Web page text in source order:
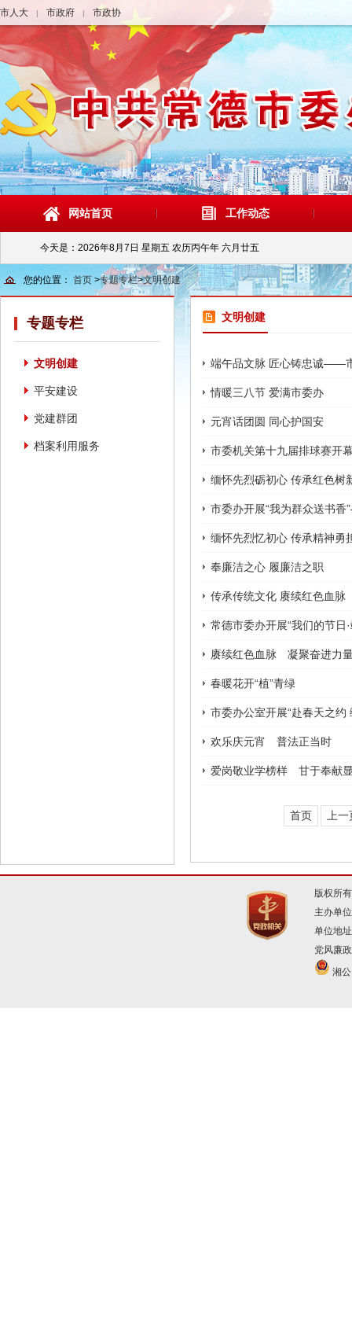
市人大 | 市政府 | 市政协
网站首页 工作动态
今天是： 2026年8月7日 星期五 农历丙午年 六月廿五
您的位置： 首页 >专题专栏>文明创建
专题专栏
文明创建
平安建设
党建群团
档案利用服务
文明创建
端午品文脉 匠心铸忠诚——
情暖三八节 爱满市委办
元宵话团圆 同心护国安
市委机关第十九届排球赛开
缅怀先烈砺初心 传承红色树
市委办开展“我为群众送书
缅怀先烈忆初心 传承精神
奉廉洁之心 履廉洁之职
传承传统文化 赓续红色血脉
常德市委办开展“我们的节日
赓续红色血脉 凝聚奋进力
春暖花开“植”青绿
市委办公室开展“赴春天之约
欢乐庆元宵 普法正当时
爱岗敬业学榜样 甘于奉献
首页 上
版权所
主办单
单位地
党风廉
湘